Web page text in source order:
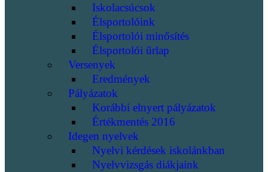
Iskolacsúcsok
Élsportolóink
Élsportolói minősítés
Élsportolói űrlap
Versenyek
Eredmények
Pályázatok
Korábbi elnyert pályázatok
Értékmentés 2016
Idegen nyelvek
Nyelvi kérdések iskolánkban
Nyelvvizsgás diákjaink